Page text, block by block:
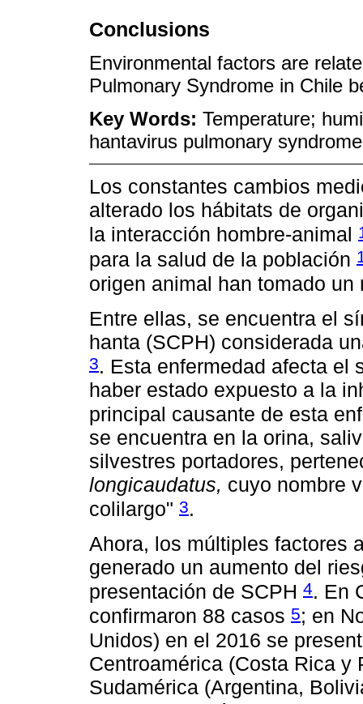
Conclusions
Environmental factors are
Pulmonary Syndrome in Chile
Key Words: Temperature;
hantavirus pulmonary
Los constantes cambios
alterado los hábitats de
la interacción hombre-animal
para la salud de la población
origen animal han tomado
Entre ellas, se encuentra el
hanta (SCPH) considerada
3. Esta enfermedad afecta el
haber estado expuesto a la
principal causante de esta
se encuentra en la orina,
silvestres portadores,
longicaudatus, cuyo nombre
colilargo" 3.
Ahora, los múltiples factores
generado un aumento del
presentación de SCPH 4. En
confirmaron 88 casos 5; en
Unidos) en el 2016 se
Centroamérica (Costa Rica y
Sudamérica (Argentina,